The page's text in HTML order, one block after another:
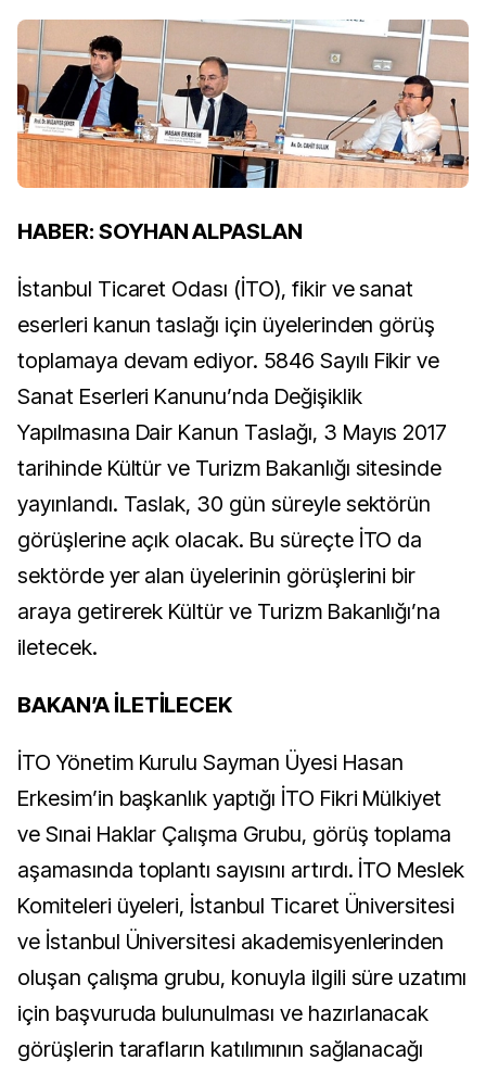
HABER: SOYHAN ALPASLAN
İstanbul Ticaret Odası (İTO), fikir ve sanat
eserleri kanun taslağı için üyelerinden görüş
toplamaya devam ediyor. 5846 Sayılı Fikir ve
Sanat Eserleri Kanunu’nda Değişiklik
Yapılmasına Dair Kanun Taslağı, 3 Mayıs 2017
tarihinde Kültür ve Turizm Bakanlığı sitesinde
yayınlandı. Taslak, 30 gün süreyle sektörün
görüşlerine açık olacak. Bu süreçte İTO da
sektörde yer alan üyelerinin görüşlerini bir
araya getirerek Kültür ve Turizm Bakanlığı’na
iletecek.
BAKAN’A İLETİLECEK
İTO Yönetim Kurulu Sayman Üyesi Hasan
Erkesim’in başkanlık yaptığı İTO Fikri Mülkiyet
ve Sınai Haklar Çalışma Grubu, görüş toplama
aşamasında toplantı sayısını artırdı. İTO Meslek
Komiteleri üyeleri, İstanbul Ticaret Üniversitesi
ve İstanbul Üniversitesi akademisyenlerinden
oluşan çalışma grubu, konuyla ilgili süre uzatımı
için başvuruda bulunulması ve hazırlanacak
görüşlerin tarafların katılımının sağlanacağı